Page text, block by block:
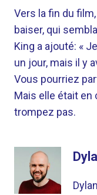
Vers la fin du
baiser, qui
King a ajouté: «
un jour, mais il y
Vous pourriez
Mais elle était en
trompez pas.